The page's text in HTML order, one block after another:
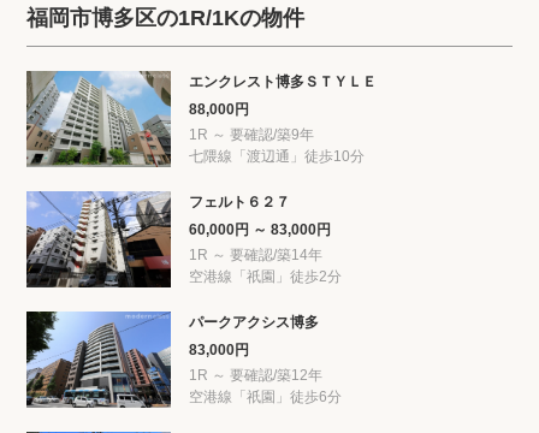
福岡市博多区の1R/1Kの物件
エンクレスト博多ＳＴＹＬＥ
88,000円
1R ～ 要確認/築9年
七隈線「渡辺通」徒歩10分
フェルト６２７
60,000円 ～ 83,000円
1R ～ 要確認/築14年
空港線「祇園」徒歩2分
パークアクシス博多
83,000円
1R ～ 要確認/築12年
空港線「祇園」徒歩6分